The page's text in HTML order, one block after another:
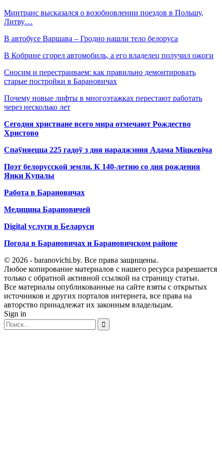
Минтранс высказался о возобновлении поездов в Польшу,
Литву…
В автобусе Варшава – Гродно нашли тело белоруса
В Кобрине сгорел автомобиль, а его владелец получил ожоги
Сносим и перестраиваем: как правильно демонтировать
старые постройки в Барановичах
Почему новые лифты в многоэтажках перестают работать
через несколько лет
Сегодня христиане всего мира отмечают Рождество
Христово
Спаўняецца 225 гадоў з дня нараджэння Адама Міцкевіча
Поэт белорусской земли. К 140-летию со дня рождения
Янки Купалы
Работа в Барановичах
Медицина Барановичей
Digital услуги в Беларуси
Погода в Барановичах и Барановичском районе
© 2026 - baranovichi.by. Все права защищены.
Любое копирование материалов с нашего ресурса разрешается
только с обратной активной ссылкой на страницу статьи.
Все материалы опубликованные на сайте взяты с открытых
источников и других порталов интернета, все права на
авторство принадлежат их законным владельцам.
Sign in